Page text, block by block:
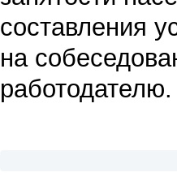
составления
на
работодателю.